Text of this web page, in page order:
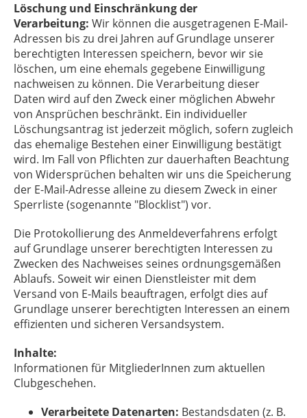
Löschung und Einschränkung der
Verarbeitung: Wir können die ausgetragenen E-Mail-
Adressen bis zu drei Jahren auf Grundlage unserer
berechtigten Interessen speichern, bevor wir sie
löschen, um eine ehemals gegebene Einwilligung
nachweisen zu können. Die Verarbeitung dieser
Daten wird auf den Zweck einer möglichen Abwehr
von Ansprüchen beschränkt. Ein individueller
Löschungsantrag ist jederzeit möglich, sofern zugleich
das ehemalige Bestehen einer Einwilligung bestätigt
wird. Im Fall von Pflichten zur dauerhaften Beachtung
von Widersprüchen behalten wir uns die Speicherung
der E-Mail-Adresse alleine zu diesem Zweck in einer
Sperrliste (sogenannte "Blocklist") vor.
Die Protokollierung des Anmeldeverfahrens erfolgt
auf Grundlage unserer berechtigten Interessen zu
Zwecken des Nachweises seines ordnungsgemäßen
Ablaufs. Soweit wir einen Dienstleister mit dem
Versand von E-Mails beauftragen, erfolgt dies auf
Grundlage unserer berechtigten Interessen an einem
effizienten und sicheren Versandsystem.
Inhalte:
Informationen für MitgliederInnen zum aktuellen
Clubgeschehen.
Verarbeitete Datenarten: Bestandsdaten (z. B.